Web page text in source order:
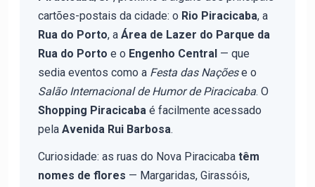
cartões-postais da cidade: o Rio Piracicaba, a
Rua do Porto, a Área de Lazer do Parque da
Rua do Porto e o Engenho Central — que
sedia eventos como a Festa das Naçõese o
Salão Internacional de Humor de Piracicaba. O
Shopping Piracicaba é facilmente acessado
pela Avenida Rui Barbosa.
Curiosidade: as ruas do Nova Piracicaba têm
nomes de flores — Margaridas, Girassóis,